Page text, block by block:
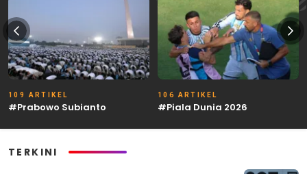
109 ARTIKEL
#Prabowo Subianto
106 ARTIKEL
#Piala Dunia 2026
TERKINI